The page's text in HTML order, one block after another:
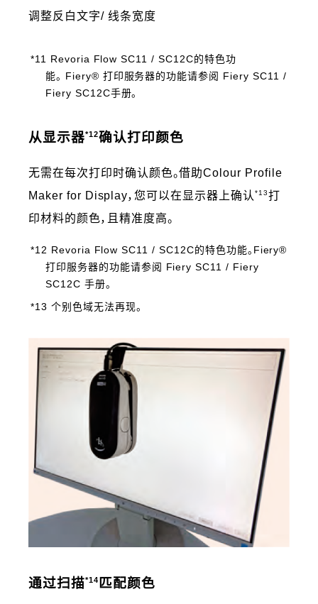
调整反白文字/ 线条宽度
*11 Revoria Flow SC11 / SC12C的特色功
能。 Fiery® 打印服务器的功能请参阅 Fiery SC11 /
Fiery SC12C手册。
从显示器*12确认打印颜色
无需在每次打印时确认颜色。借助Colour Profile
Maker for Display，您可以在显示器上确认 *13打
印材料的颜色，且精准度高。
*12 Revoria Flow SC11 / SC12C的特色功能。Fiery®
打印服务器的功能请参阅 Fiery SC11 / Fiery
SC12C 手册。
*13 个别色域无法再现。
通过扫描*14 匹配颜色